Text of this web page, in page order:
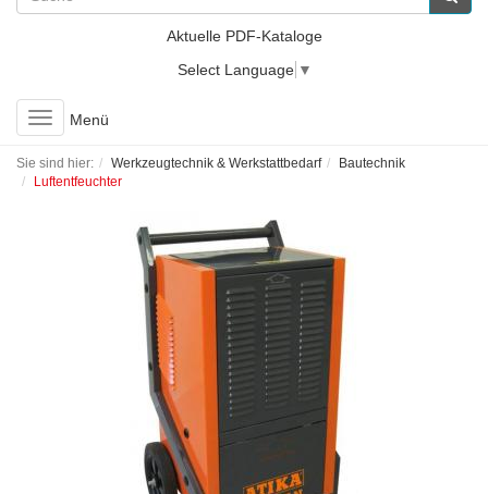
Aktuelle PDF-Kataloge
Select Language ▼
Toggle
navigation
Menü
Sie sind hier: Werkzeugtechnik & Werkstattbedarf
Bautechnik
Luftentfeuchter